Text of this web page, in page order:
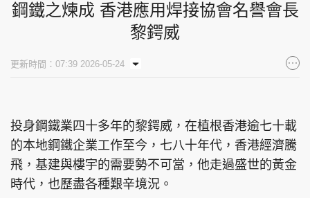
鋼鐵之煉成 香港應用焊接協會名譽會長
黎鍔威
更新時間：07:39 2026-05-24
投身鋼鐵業四十多年的黎鍔威，在植根香港逾七十載
的本地鋼鐵企業工作至今，七八十年代，香港經濟騰
飛，基建與樓宇的需要勢不可當，他走過盛世的黃金
時代，也歷盡各種艱辛境況。